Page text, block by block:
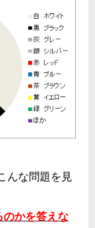
んな問題を見
のかを答えな